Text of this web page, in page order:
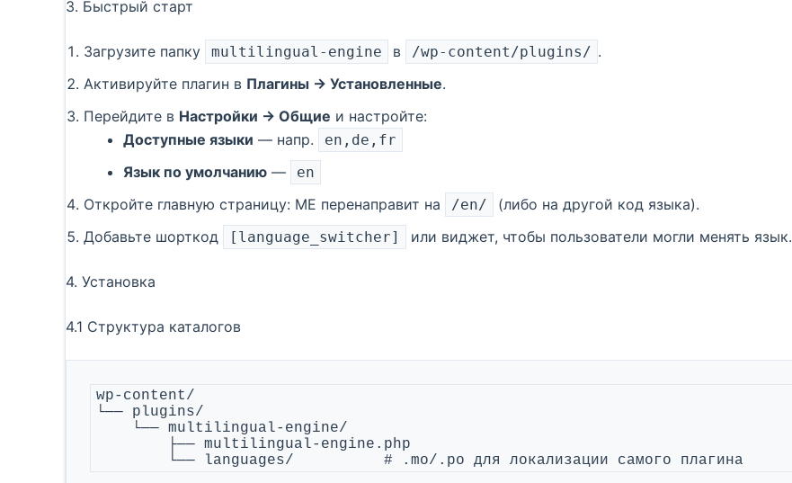
3. Быстрый старт
Загрузите папку multilingual-engine в /wp-content/plugins/ .
Активируйте плагин в Плагины → Установленные.
Перейдите в Настройки → Общие и настройте:
Доступные языки — напр. en,de,fr
Язык по умолчанию — en
Откройте главную страницу: ME перенаправит на /en/
(либо на другой код языка).
Добавьте шорткод
[language_switcher] или виджет, чтобы пользователи могли менять язык.
4. Установка
4.1 Структура каталогов
wp-content/
└── plugins/
        └── languages/          # .mo/.po для локализации самого плагина